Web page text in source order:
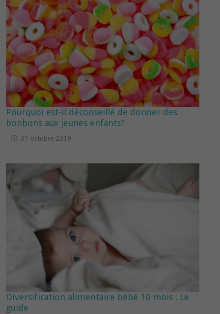
Pourquoi est-il déconseillé de donner des
bonbons aux jeunes enfants?
31 octobre 2019
Diversification alimentaire bébé 10 mois : Le
guide